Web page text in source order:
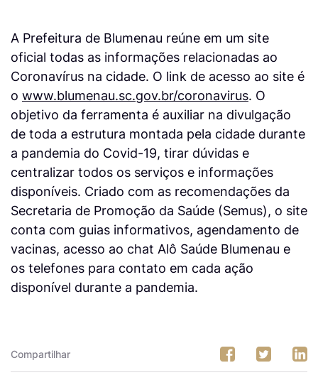
A Prefeitura de Blumenau reúne em um site
oficial todas as informações relacionadas ao
Coronavírus na cidade. O link de acesso ao site é
o www.blumenau.sc.gov.br/coronavirus. O
objetivo da ferramenta é auxiliar na divulgação
de toda a estrutura montada pela cidade durante
a pandemia do Covid-19, tirar dúvidas e
centralizar todos os serviços e informações
disponíveis. Criado com as recomendações da
Secretaria de Promoção da Saúde (Semus), o site
conta com guias informativos, agendamento de
vacinas, acesso ao chat Alô Saúde Blumenau e
os telefones para contato em cada ação
disponível durante a pandemia.
Compartilhar